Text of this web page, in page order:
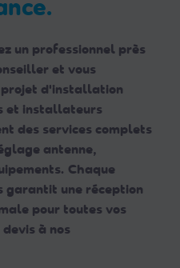
un professionnel près
et vous
projet d'installation
et installateurs
des services complets
antenne,
Chaque
garantit une réception
pour toutes vos
à nos